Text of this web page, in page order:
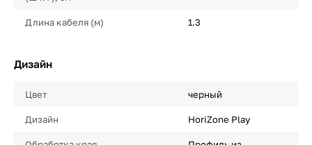
Длина кабеля (м) 1.3
Дизайн
Цвет черный
Дизайн HoriZone Play